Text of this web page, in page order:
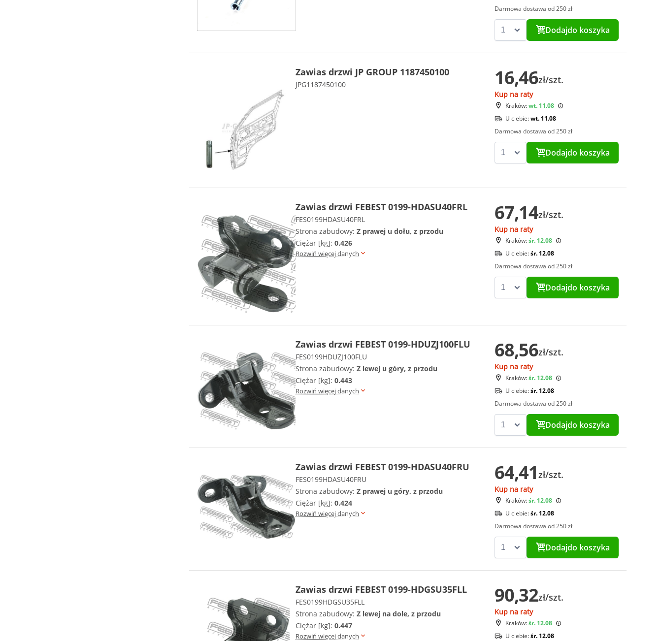
Darmowa dostawa od 250 zł
Dodajdo koszyka
Zawias drzwi JP GROUP 1187450100
JPG1187450100 16,46zł/szt.
Kup na raty
Kraków:wt. 11.08
U ciebie:wt. 11.08
Darmowa dostawa od 250 zł
Dodajdo koszyka
Zawias drzwi FEBEST 0199-HDASU40FRL
FES0199HDASU40FRL
Strona zabudowy: Z prawej u dołu, z przodu
Ciężar [kg]: 0.426
Rozwiń więcej danych
67,14zł/szt.
Kup na raty
Kraków:śr. 12.08
U ciebie:śr. 12.08
Darmowa dostawa od 250 zł
Dodajdo koszyka
Zawias drzwi FEBEST 0199-HDUZJ100FLU
FES0199HDUZJ100FLU
Strona zabudowy: Z lewej u góry, z przodu
Ciężar [kg]: 0.443
Rozwiń więcej danych
68,56zł/szt.
Kup na raty
Kraków:śr. 12.08
U ciebie:śr. 12.08
Darmowa dostawa od 250 zł
Dodajdo koszyka
Zawias drzwi FEBEST 0199-HDASU40FRU
FES0199HDASU40FRU
Strona zabudowy: Z prawej u góry, z przodu
Ciężar [kg]: 0.424
Rozwiń więcej danych
64,41 zł/szt.
Kup na raty
Kraków:śr. 12.08
U ciebie:śr. 12.08
Darmowa dostawa od 250 zł
Dodajdo koszyka
Zawias drzwi FEBEST 0199-HDGSU35FLL
FES0199HDGSU35FLL
Strona zabudowy: Z lewej na dole, z przodu
Ciężar [kg]: 0.447
Rozwiń więcej danych
90,32zł/szt.
Kup na raty
Kraków:śr. 12.08
U ciebie:śr. 12.08